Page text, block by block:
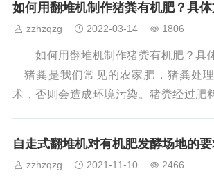
通，应立即通知维修人员进行维修；
是否足够，如果不够，应加够.
如何用翻堆机制作猪粪有机肥？具体
zzhzqzg 2022-03-14 1806
如何用翻堆机制作猪粪有机肥？具
猪粪是我们常见的农家肥，猪粪处
术，否则会造成环境污染。猪粪经过肥
方法是什么？ 1.备料加菌：将猪粪发
米粉和麦麸)按1: 5 ~ 10的比例混合。配
自走式翻堆机对有机肥发酵场地的要
zzhzqzg 2021-11-10 2466